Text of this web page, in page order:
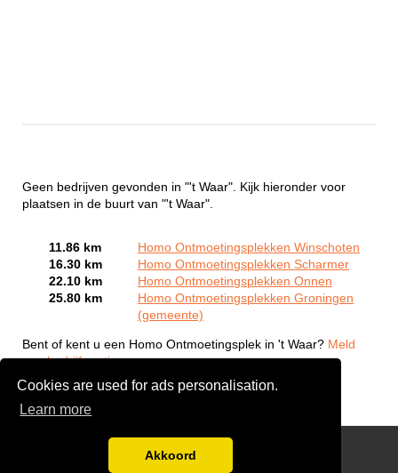
Cookies are used for ads personalisation.
Learn more
Akkoord
Geen bedrijven gevonden in "'t Waar". Kijk hieronder voor
plaatsen in de buurt van "'t Waar".
11.86 km
Homo Ontmoetingsplekken Winschoten
16.30 km
Homo Ontmoetingsplekken Scharmer
22.10 km
Homo Ontmoetingsplekken Onnen
25.80 km
Homo Ontmoetingsplekken Groningen
(gemeente)
Bent of kent u een Homo Ontmoetingsplek in 't Waar? Meld
een bedrijf gratis aan